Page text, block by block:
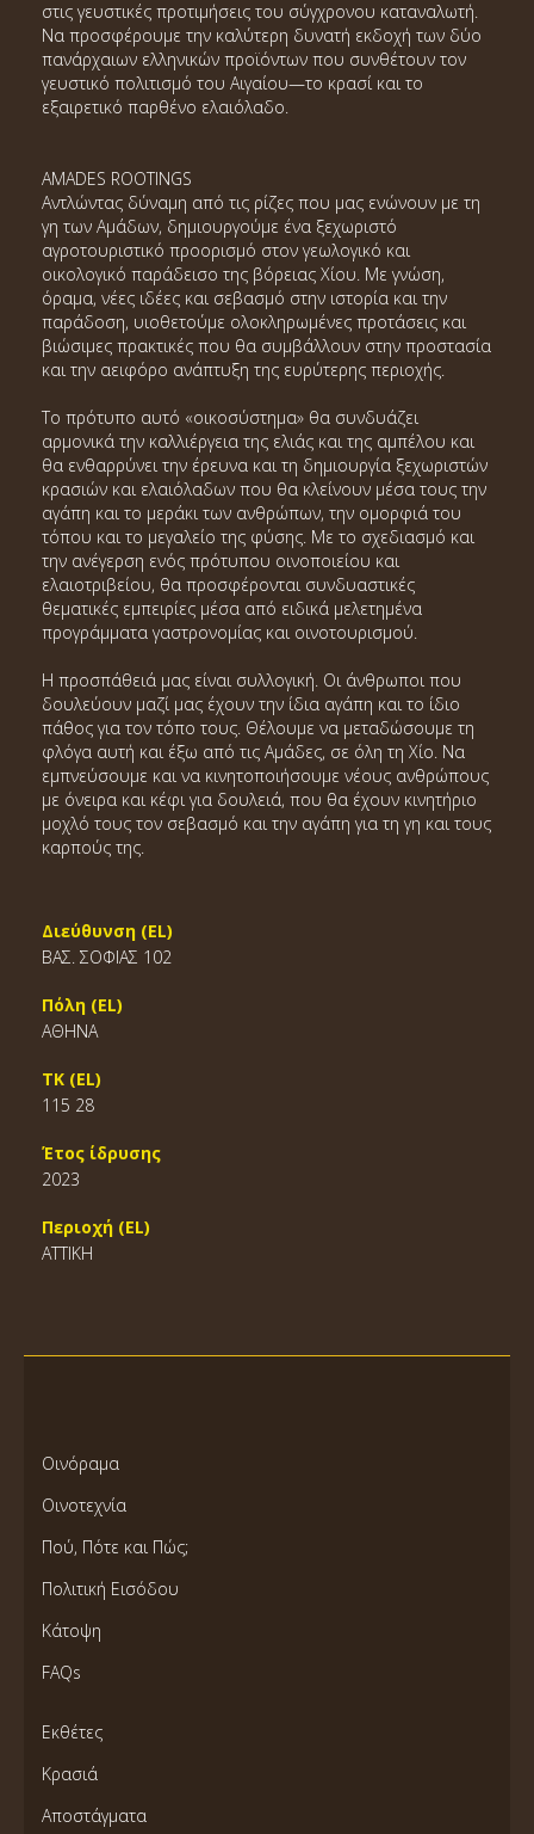
στις γευστικές προτιμήσεις του σύγχρονου καταναλωτή.
Να προσφέρουμε την καλύτερη δυνατή εκδοχή των δύο
πανάρχαιων ελληνικών προϊόντων που συνθέτουν τον
γευστικό πολιτισμό του Αιγαίου—το κρασί και το
εξαιρετικό παρθένο ελαιόλαδο.
AMADES ROOTINGS
Αντλώντας δύναμη από τις ρίζες που μας ενώνουν με τη
γη των Αμάδων, δημιουργούμε ένα ξεχωριστό
αγροτουριστικό προορισμό στον γεωλογικό και
οικολογικό παράδεισο της βόρειας Χίου. Με γνώση,
όραμα, νέες ιδέες και σεβασμό στην ιστορία και την
παράδοση, υιοθετούμε ολοκληρωμένες προτάσεις και
βιώσιμες πρακτικές που θα συμβάλλουν στην προστασία
και την αειφόρο ανάπτυξη της ευρύτερης περιοχής.
Το πρότυπο αυτό «οικοσύστημα» θα συνδυάζει
αρμονικά την καλλιέργεια της ελιάς και της αμπέλου και
θα ενθαρρύνει την έρευνα και τη δημιουργία ξεχωριστών
κρασιών και ελαιόλαδων που θα κλείνουν μέσα τους την
αγάπη και το μεράκι των ανθρώπων, την ομορφιά του
τόπου και το μεγαλείο της φύσης. Με το σχεδιασμό και
την ανέγερση ενός πρότυπου οινοποιείου και
ελαιοτριβείου, θα προσφέρονται συνδυαστικές
θεματικές εμπειρίες μέσα από ειδικά μελετημένα
προγράμματα γαστρονομίας και οινοτουρισμού.
Η προσπάθειά μας είναι συλλογική. Οι άνθρωποι που
δουλεύουν μαζί μας έχουν την ίδια αγάπη και το ίδιο
πάθος για τον τόπο τους. Θέλουμε να μεταδώσουμε τη
φλόγα αυτή και έξω από τις Αμάδες, σε όλη τη Χίο. Να
εμπνεύσουμε και να κινητοποιήσουμε νέους ανθρώπους
με όνειρα και κέφι για δουλειά, που θα έχουν κινητήριο
μοχλό τους τον σεβασμό και την αγάπη για τη γη και τους
καρπούς της.
Διεύθυνση (EL)
ΒΑΣ. ΣΟΦΙΑΣ 102
Πόλη (EL)
ΑΘΗΝΑ
ΤΚ (EL)
115 28
Έτος ίδρυσης
2023
Περιοχή (EL)
ΑΤΤΙΚΗ
Οινόραμα
Οινοτεχνία
Πού, Πότε και Πώς;
Πολιτική Εισόδου
Κάτοψη
FAQs
Εκθέτες
Κρασιά
Αποστάγματα